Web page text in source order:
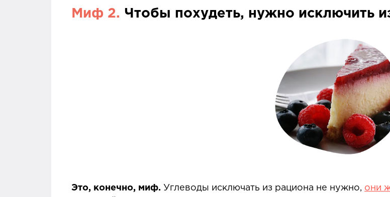
Миф 2. Чтобы похудеть, нужно исключить
Это, конечно, миф. Углеводы исключать из рациона не нужно, они